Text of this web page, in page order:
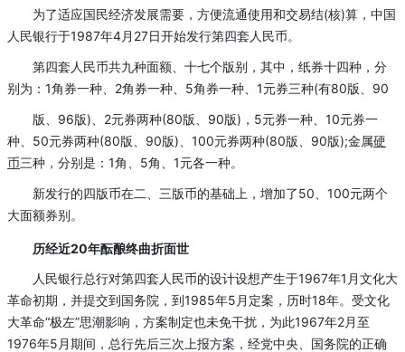
为了适应国民经济发展需要，方便流通使用和交易结(核)算，中国
人民银行于1987年4月27日开始发行第四套人民币。
第四套人民币共九种面额、十七个版别，其中，纸券十四种，分
别为：1角券一种、2角券一种、5角券一种、1元券三种(有80版、90
版、96版)、2元券两种(80版、90版)，5元券一种、10元券一
种、50元券两种(80版、90版)、100元券两种(80版、90版);金属硬
币三种，分别是：1角、5角、1元各一种。
新发行的四版币在二、三版币的基础上，增加了50、100元两个
大面额券别。
历经近20年酝酿终曲折面世
人民银行总行对第四套人民币的设计设想产生于1967年1月文化大
革命初期，并提交到国务院，到1985年5月定案，历时18年。受文化
大革命“极左”思潮影响，方案制定也未免干扰，为此1967年2月至
1976年5月期间，总行先后三次上报方案，经党中央、国务院的正确